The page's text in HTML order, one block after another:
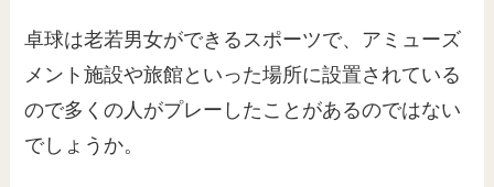
卓球は老若男女ができるスポーツで、アミューズ
メント施設や旅館といった場所に設置されている
ので多くの人がプレーしたことがあるのではない
でしょうか。